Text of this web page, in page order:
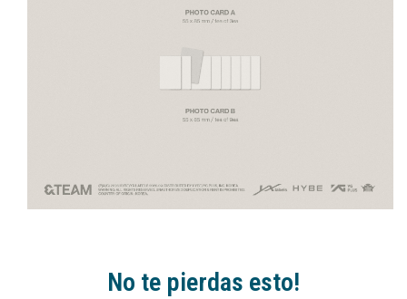
No te pierdas esto!